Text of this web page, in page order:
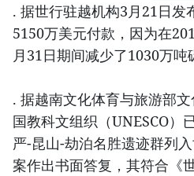
. 据世行驻越机构3月21日发
5150万美元付款，因为在
月31日期间减少了1030万吨
. 据越南文化体育与旅游部
国教科文组织（UNESCO）
严-昆山-劫泊名胜遗迹群列
案作出书面答复，其符合《